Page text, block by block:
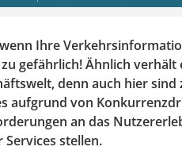
Ihre
gefährlich! Ähnlich verhält
denn auch hier
aufgrund von
an das
stellen.